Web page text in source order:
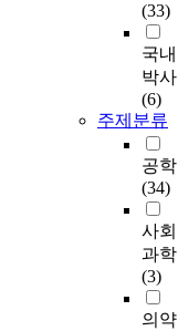
(33)
국내
박사
(6)
주제분류
공학
(34)
사회
과학
(3)
의약